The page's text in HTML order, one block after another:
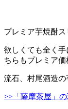
プレミア芋焼酎
欲しくても全く
ちらもプレミア
流石、村尾酒造
>>「薩摩茶屋」